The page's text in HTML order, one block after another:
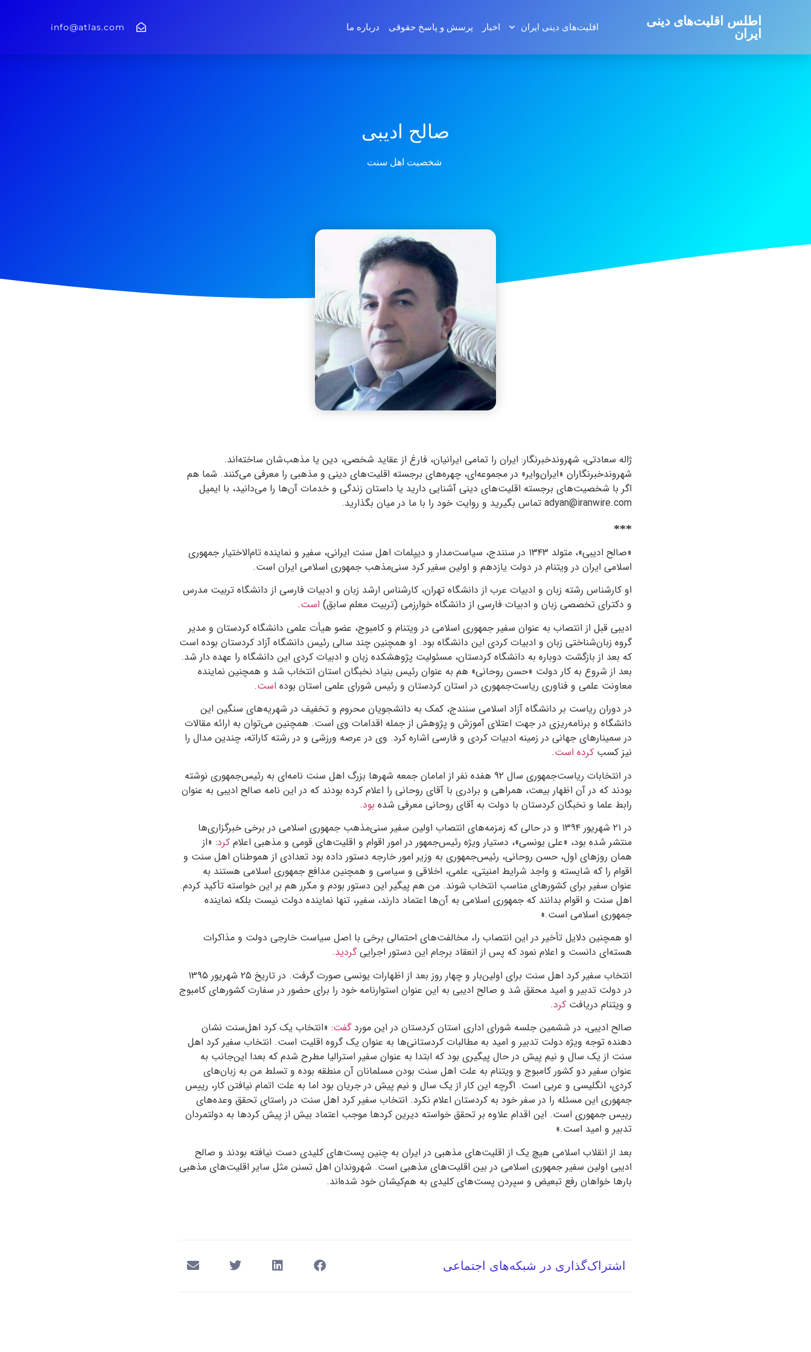
اطلس اقلیت‌های دینی
ایران
اقلیت‌های دینی ایران اخبار پرسش و پاسخ‌ حقوقی درباره ما info@atlas.com
صالح ادیبی
شخصیت اهل سنت
ژاله سعادتی، شهروندخبرنگار: ایران را تمامی ایرانیان، فارغ از عقاید شخصی، دین یا مذهب‌شان ساخته‌اند.
شهروندخبرنگاران «ایران‌وایر» در مجموعه‌ای، چهره‌های برجسته اقلیت‌های دینی و مذهبی را معرفی می‌کنند. شما هم
اگر با شخصیت‌های برجسته اقلیت‌های دینی آشنایی دارید یا داستان زندگی و خدمات آن‌ها را می‌دانید، با ایمیل
adyan@iranwire.com تماس بگیرید و روایت خود را با ما در میان بگذارید.
***
«صالح ادیبی»، متولد ۱۳۴۳ در سنندج، سیاست‌مدار و دیپلمات اهل سنت ایرانی، سفیر و نماینده تام‌الاختیار جمهوری
اسلامی ایران در ویتنام در دولت یازدهم و اولین سفیر کرد سنی‌مذهب جمهوری اسلامی ایران است.
او کارشناس رشته زبان و ادبیات عرب از دانشگاه تهران، کارشناس ارشد زبان و ادبیات فارسی از دانشگاه تربیت مدرس
و دکترای تخصصی زبان و ادبیات فارسی از دانشگاه خوارزمی (تربیت معلم سابق) است.
ادیبی قبل از انتصاب به عنوان سفیر جمهوری اسلامی در ویتنام و کامبوج، عضو هیأت علمی دانشگاه کردستان و مدیر
گروه زبان‌شناختی زبان و ادبیات کردی این دانشگاه بود. او همچنین چند سالی رئیس دانشگاه آزاد کردستان بوده است
که بعد از بازگشت دوباره به دانشگاه کردستان، مسئولیت پژوهشکده زبان و ادبیات کردی این دانشگاه را عهده دار شد.
بعد از شروع به کار دولت «حسن روحانی» هم به عنوان رئیس بنیاد نخبگان استان انتخاب شد و همچنین نماینده
معاونت علمی و فناوری ریاست‌جمهوری در استان کردستان و رئیس شورای علمی استان بوده است.
در دوران ریاست بر دانشگاه آزاد اسلامی سنندج، کمک به دانشجویان محروم و تخفیف در شهریه‌های سنگین این
دانشگاه و برنامه‌ریزی در جهت اعتلای آموزش و پژوهش از جمله اقدامات وی است. همچنین می‌توان به ارائه مقالات
در سمینارهای جهانی در زمینه ادبیات کردی و فارسی اشاره کرد. وی در عرصه ورزشی و در رشته کاراته، چندین مدال را
نیز کسب کرده ‌است.
در انتخابات ریاست‌جمهوری سال ۹۲ هفده نفر از امامان جمعه شهرها بزرگ اهل سنت نامه‌ای به رئیس‌جمهوری نوشته
بودند که در آن اظهار بیعت، همراهی و برادری با آقای روحانی را اعلام کرده بودند که در این نامه صالح ادیبی به عنوان
رابط علما و نخبگان کردستان با دولت به آقای روحانی معرفی شده بود.
در ۲۱ شهریور ۱۳۹۴ و در حالی که زمزمه‌های انتصاب اولین سفیر سنی‌مذهب جمهوری اسلامی در برخی خبرگزاری‌ها
منتشر شده بود، «علی یونسی»، دستیار ویژه رئیس‌جمهور در امور اقوام و اقلیت‌های قومی و مذهبی اعلام کرد: «از
همان روزهای اول، حسن روحانی، رئیس‌جمهوری به وزیر امور خارجه دستور داده بود تعدادی از هموطنان اهل سنت و
اقوام را که شایسته و واجد شرایط امنیتی، علمی، اخلاقی و سیاسی و همچنین مدافع جمهوری اسلامی هستند به
عنوان سفیر برای کشورهای مناسب انتخاب شوند. من هم پیگیر این دستور بودم و مکرر هم بر این خواسته تأکید کردم.
اهل سنت و اقوام بدانند که جمهوری اسلامی به آن‌ها اعتماد دارند، سفیر، تنها نماینده دولت نیست بلکه نماینده
جمهوری اسلامی است.»
او همچنین دلایل تأخیر در این انتصاب را، مخالفت‌های احتمالی برخی با اصل سیاست خارجی دولت و مذاکرات
هسته‌ای دانست و اعلام نمود که پس از انعقاد برجام این دستور اجراییگردید.
انتخاب سفیر کرد اهل سنت برای اولین‌بار و چهار روز بعد از اظهارات یونسی صورت گرفت. در تاریخ ۲۵ شهریور ۱۳۹۵
در دولت تدبیر و امید محقق شد و صالح ادیبی به این عنوان استوارنامه خود را برای حضور در سفارت کشورهای کامبوج
و ویتنام دریافت کرد.
صالح ادیبی، در ششمین جلسه شورای اداری استان کردستان در این موردگفت: «انتخاب یک کرد اهل‌سنت نشان
دهنده توجه ویژه دولت تدبیر و امید به مطالبات کردستانی‌ها به عنوان یک گروه اقلیت است. انتخاب سفیر کرد اهل
سنت از یک سال و نیم پیش در حال پیگیری بود که ابتدا به عنوان سفیر استرالیا مطرح شدم که بعدا این‌جانب به
عنوان سفیر دو کشور کامبوج و ویتنام به علت اهل سنت بودن مسلمانان آن منطقه بوده و تسلط من به زبان‌های
کردی، انگلیسی و عربی است. اگرچه این کار از یک سال و نیم پیش در جریان بود اما به علت اتمام نیافتن کار، رییس
جمهوری این مسئله را در سفر خود به کردستان اعلام نکرد. انتخاب سفیر کرد اهل سنت در راستای تحقق وعده‌های
رییس جمهوری است. این اقدام علاوه بر تحقق خواسته دیرین کردها موجب اعتماد بیش از پیش کردها به دولتمردان
تدبیر و امید است.»
بعد از انقلاب اسلامی هیچ یک از اقلیت‌های مذهبی در ایران به چنین پست‌های کلیدی دست نیافته بودند و صالح
ادیبی اولین سفیر جمهوری اسلامی در بین اقلیت‌های مذهبی است. شهروندان اهل تسنن مثل سایر اقلیت‌های مذهبی
بارها خواهان رفع تبعیض و سپردن پست‌های کلیدی به هم‌کیشان خود شده‌اند.
اشتراک‌گذاری در شبکه‌های اجتماعی